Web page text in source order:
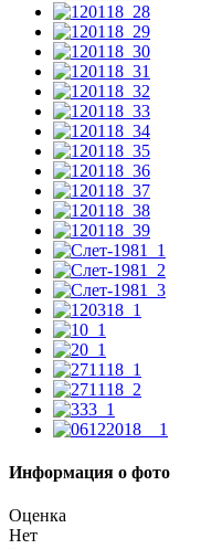
Информация о фото
Оценка
Нет